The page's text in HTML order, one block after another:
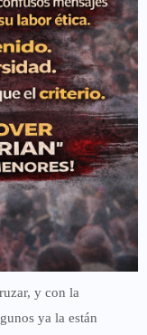
, y con la
ya la están